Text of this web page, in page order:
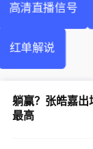
高清直播信号
红单解说
躺赢？张皓嘉
最高